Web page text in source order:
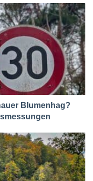
Blumenhag?